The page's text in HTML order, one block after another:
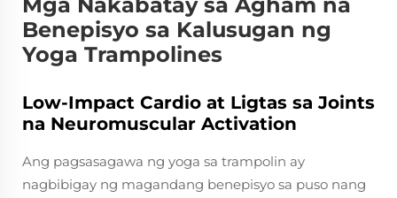
Benepisyo sa Kalusugan ng
Yoga Trampolines
Low-Impact Cardio at Ligtas sa Joints
na Neuromuscular Activation
Ang pagsasagawa ng yoga sa trampolin ay
nagbibigay ng magandang benepisyo sa puso nang